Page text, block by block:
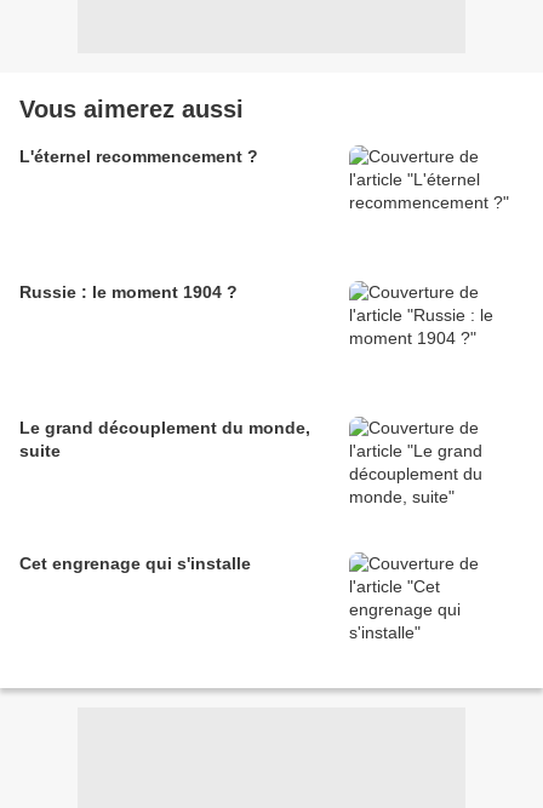
Vous aimerez aussi
L'éternel recommencement ?
Russie : le moment 1904 ?
Le grand découplement du monde,
suite
Cet engrenage qui s'installe